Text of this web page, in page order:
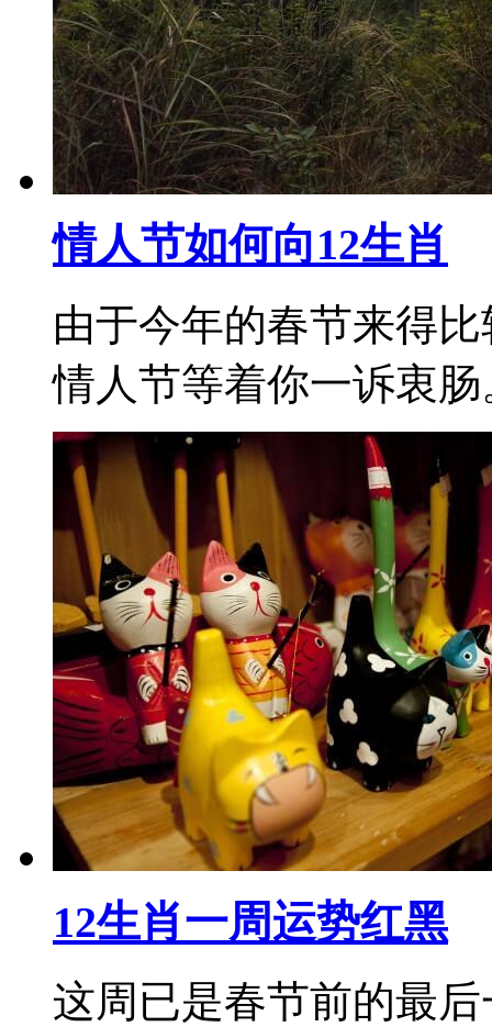
情人节如何向12生肖
由于今年的春节来得
情人节等着你一诉衷
12生肖一周运势红黑
这周已是春节前的最